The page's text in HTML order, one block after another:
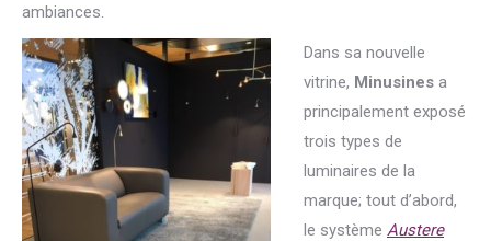
ambiances.
Dans sa nouvelle
vitrine, Minusines a
principalement exposé
trois types de
luminaires de la
marque; tout d’abord,
le système Austere